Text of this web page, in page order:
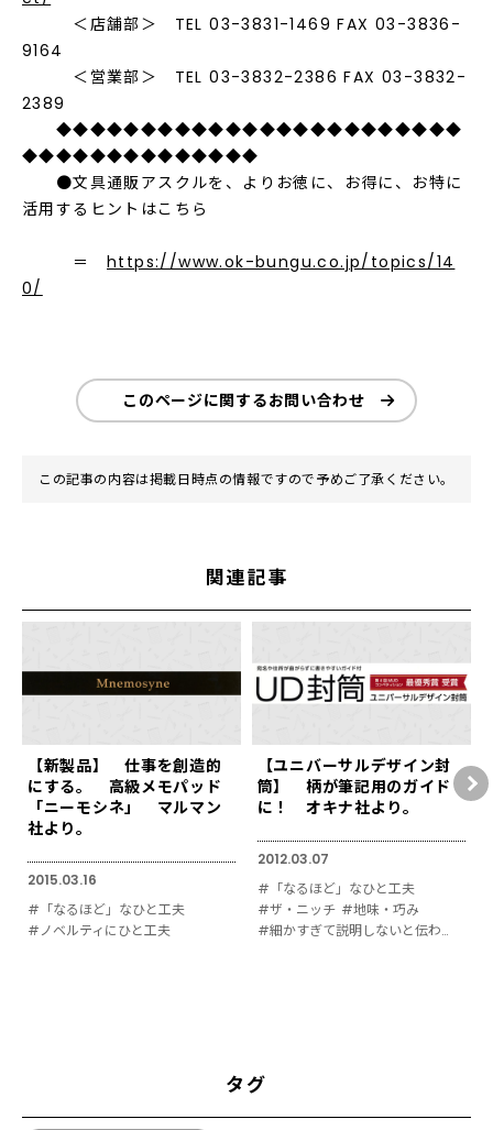
＜店舗部＞ TEL 03-3831-1469 FAX 03-3836-
9164
＜営業部＞ TEL 03-3832-2386 FAX 03-3832-
2389
◆◆◆◆◆◆◆◆◆◆◆◆◆◆◆◆◆◆◆◆◆◆◆◆
◆◆◆◆◆◆◆◆◆◆◆◆◆◆
●文具通販アスクルを、よりお徳に、お得に、お特に
活用するヒントはこちら
＝ https://www.ok-bungu.co.jp/topics/14
0/
このページに関するお問い合わせ
この記事の内容は掲載日時点の情報ですので予めご了承ください。
関連記事
【新製品】 仕事を創造的
にする。 高級メモパッド
「ニーモシネ」 マルマン
社より。
2015.03.16
#「なるほど」なひと工夫
#ノベルティにひと工夫
【ユニバーサルデザイン封
筒】 柄が筆記用のガイド
に！ オキナ社より。
2012.03.07
#「なるほど」なひと工夫
#ザ・ニッチ #地味・巧み
#細かすぎて説明しないと伝わりにくい
タグ